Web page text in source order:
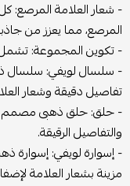
- شعار العلامة المرصع:
المرصع، مما يعزز من
- تكوين المجموعة:
- سلسال لويفي: سلسال
تفاصيل دقيقة وشعار
- حلق: حلق ذهبى مصمم
والتفاصيل الرقيقة.
- إسوارة لويفي: إسوارة
مزينة بشعار العلامة